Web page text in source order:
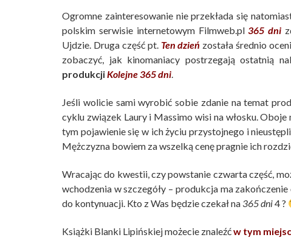
Ogromne zainteresowanie nie przekłada się
polskim serwisie internetowym Filmweb.pl365 dni
Ujdzie. Druga część pt. Ten dzień została średnio
zobaczyć, jak kinomaniacy postrzegają ostatnią
produkcjiKolejne 365 dni.
Jeśli wolicie sami wyrobić sobie zdanie na temat
cyklu związek Laury i Massimo wisi na włosku.
tym pojawienie się w ich życiu przystojnego i
Mężczyzna bowiem za wszelką cenę pragnie ich
Wracając do kwestii, czy powstanie czwarta część,
wchodzenia w szczegóły – produkcja ma
do kontynuacji. Kto z Was będzie czekał na 365 dni4 ?
Książki Blanki Lipińskiej możecie znaleźćw tym